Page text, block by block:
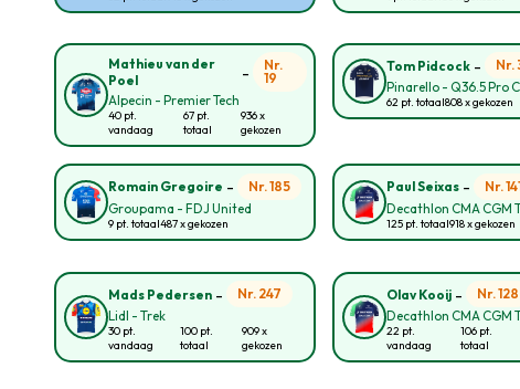
Mathieu van der
Poel
-
Nr.
19
Alpecin - Premier Tech
40 pt.
vandaag
67 pt.
totaal
936 x
gekozen
Tom Pidcock -
Nr.
Pinarello - Q36.5 Pro
62 pt. totaal808 x gekozen
Romain Gregoire -
Nr. 185
Groupama - FDJ United
9 pt. totaal487 x gekozen
Paul Seixas -
Nr.
Decathlon CMA CGM
125 pt. totaal918 x gekozen
Mads Pedersen -
Nr. 247
Lidl - Trek
30 pt.
vandaag
100 pt.
totaal
909 x
gekozen
Olav Kooij -
Nr. 128
Decathlon CMA CGM
22 pt.
vandaag
106 pt.
totaal